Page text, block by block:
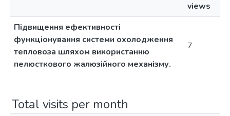
views
Підвищення ефективності
функціонування системи охолодження
тепловоза шляхом використанню
пелюсткового жалюзійного механізму.
7
Total visits per month